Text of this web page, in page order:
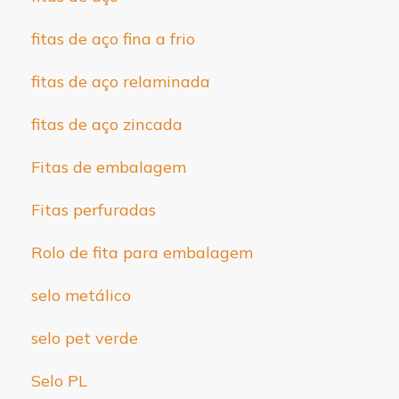
fitas de aço fina a frio
fitas de aço relaminada
fitas de aço zincada
Fitas de embalagem
Fitas perfuradas
Rolo de fita para embalagem
selo metálico
selo pet verde
Selo PL